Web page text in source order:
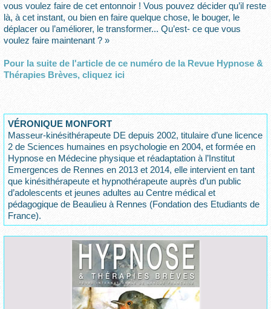
vous voulez faire de cet entonnoir ! Vous pouvez décider qu’il reste
là, à cet instant, ou bien en faire quelque chose, le bouger, le
déplacer ou l’améliorer, le transformer... Qu’est- ce que vous
voulez faire maintenant ? »
Pour la suite de l'article de ce numéro de la Revue Hypnose &
Thérapies Brèves, cliquez ici
VÉRONIQUE MONFORT
Masseur-kinésithérapeute DE depuis 2002, titulaire d’une licence
2 de Sciences humaines en psychologie en 2004, et formée en
Hypnose en Médecine physique et réadaptation à l’Institut
Emergences de Rennes en 2013 et 2014, elle intervient en tant
que kinésithérapeute et hypnothérapeute auprès d’un public
d’adolescents et jeunes adultes au Centre médical et
pédagogique de Beaulieu à Rennes (Fondation des Etudiants de
France).